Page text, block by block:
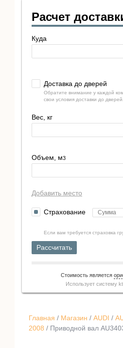
Главная / Магазин / AUDI /
2008 / Приводной вал
Расчет
Куда
Доставка до дверей
Обратите внимание у каждой
свои условия доставки до дверей.
Вес, кг
Объем, м3
Добавить место
Страхование
Если вам требуется страховка
Рассчитать
Стоимость является
Использует систему